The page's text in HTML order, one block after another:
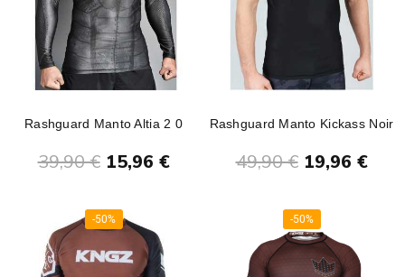
Rashguard Manto Altia 2 0
39,90 € 15,96 €
Rashguard Manto Kickass Noir
49,90 € 19,96 €
-50% -50%